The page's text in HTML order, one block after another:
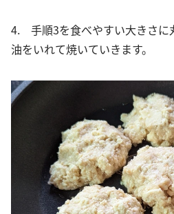
4. 手順3を食べやすい大きさに
油をいれて焼いていきます。